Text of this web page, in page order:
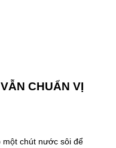
CHUẨN VỊ
một chút nước sôi để